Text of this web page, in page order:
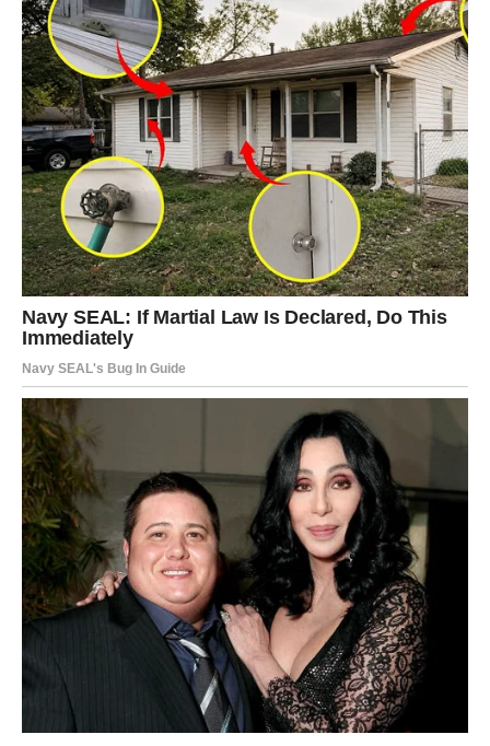
Na polju novca i posla dolazi ti veoma zanimljiv period.
Moguća je promjena posla, nova saradnja ili prilika koja
će ti donijeti veću sigurnost.
Ono što je posebno važno jeste da ćeš u narednim
mjesecima početi da vraćaš vjeru u sebe.
Dugo si sumnjao da li si dovoljno dobar, dovoljno vrijedan
ili dovoljno jak.
Ali sudbina ti pokazuje da si mnogo snažniji nego što
misliš.
Tebi dolazi period unutrašnjeg buđenja.
Počinješ drugačije gledati na život.
Počinješ birati sebe.
I upravo tada ćeš privući ljude i prilike koje zaslužuješ.
Jedna želja koju dugo nosiš u sebi mogla bi se ostvariti
mnogo prije nego što očekuješ.